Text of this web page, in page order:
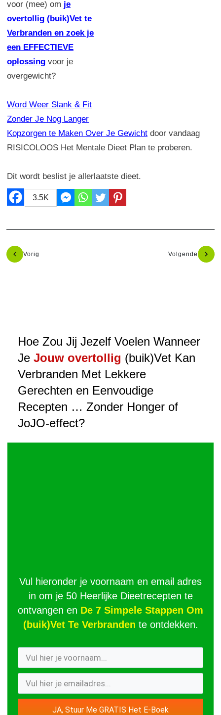
voor (mee) om je
overtollig (buik)Vet te
Verbranden en zoek je
een EFFECTIEVE
oplossing voor je
overgewicht?
Word Weer Slank & Fit
Zonder Je Nog Langer
Kopzorgen te Maken Over Je Gewicht door vandaag
RISICOLOOS Het Mentale Dieet Plan te proberen.
Dit wordt beslist je allerlaatste dieet.
3.5K
Vorig Volgende
Hoe Zou Jij Jezelf Voelen Wanneer
Je Jouw overtollig (buik)Vet Kan
Verbranden Met Lekkere
Gerechten en Eenvoudige
Recepten … Zonder Honger of
JoJO-effect?
Vul hieronder je voornaam en email adres
in om je 50 Heerlijke Dieetrecepten te
ontvangen en De 7 Simpele Stappen Om
(buik)Vet Te Verbranden te ontdekken.
JA, Stuur Me GRATIS Het E-Boek